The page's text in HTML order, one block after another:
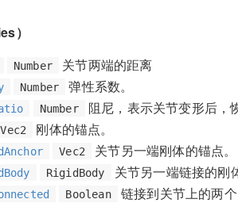
）
Number 关节两端的距离
Number 弹性系数。
Number 阻尼，表示关节变形后，
Vec2 刚体的锚点。
Vec2 关节另一端刚体的锚点。
RigidBody 关节另一端链接的刚
Boolean 链接到关节上的两